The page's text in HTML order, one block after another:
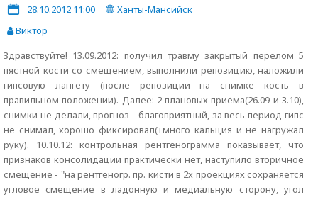
28.10.2012 11:00
Ханты-Мансийск
Виктор
Здравствуйте! 13.09.2012: получил травму закрытый перелом 5
пястной кости со смещением, выполнили репозицию, наложили
гипсовую лангету (после репозиции на снимке кость в
правильном положении). Далее: 2 плановых приёма(26.09 и 3.10),
снимки не делали, прогноз - благоприятный, за весь период гипс
не снимал, хорошо фиксировал(+много кальция и не нагружал
руку). 10.10.12: контрольная рентгенограмма показывает, что
признаков консолидации практически нет, наступило вторичное
смещение - "на рентгеногр. пр. кисти в 2х проекциях сохраняется
угловое смещение в ладонную и медиальную сторону, угол